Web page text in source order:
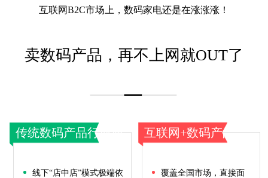
互联网B2C市场上，数码家电还是在涨涨涨！
卖数码产品，再不上网就OUT了
传统数码产品行业痛
线下“店中店”模式极端依
互联网+数码产品
覆盖全国市场，直接面